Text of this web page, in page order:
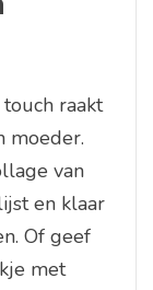
raakt
moeder.
van
en klaar
Of geef
met